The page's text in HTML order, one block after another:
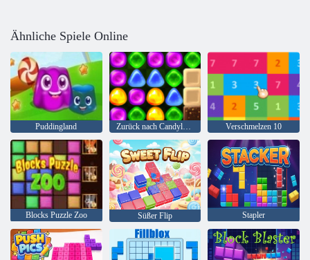
Ähnliche Spiele Online
Puddingland Zurück nach Candyland 4: Lollipop Garden Verschmelzen 10
Blocks Puzzle Zoo Süßer Flip Stapler